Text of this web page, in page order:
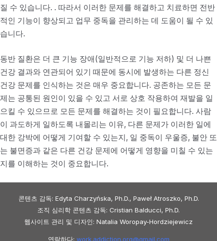
질 수 있습니다. . 따라서 이러한 문제를 해결하고 치료하면 전반
적인 기능이 향상되고 업무 중독을 관리하는 데 도움이 될 수 있
습니다.
동반 질환은 더 큰 기능 장애(일반적으로 기능 저하) 및 더 나쁜
건강 결과와 연관되어 있기 때문에 동시에 발생하는 다른 정신
건강 문제를 인식하는 것은 매우 중요합니다. 공존하는 모든 문
제는 공통된 원인이 있을 수 있고 서로 상호 작용하여 재발을 일
으킬 수 있으므로 모든 문제를 해결하는 것이 필요합니다. 사람
이 과도하게 일하도록 내몰리는 이유, 다른 문제가 이러한 일에
대한 강박에 어떻게 기여할 수 있는지, 일 중독이 우울증, 불안 또
는 불면증과 같은 다른 건강 문제에 어떻게 영향을 미칠 수 있는
지를 이해하는 것이 중요합니다.
콘텐츠 감독: Edyta Charzyńska, Ph.D., Paweł Atroszko, Ph.D.
조직 심리학 콘텐츠 감독: Cristian Balducci, Ph.D.
웹사이트 관리 및 디자인: Natalia Woropay-Hordziejewicz
연락하다: work.addiction.org@gmail.com